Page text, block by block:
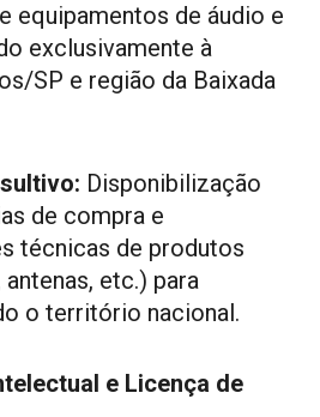
equipamentos de áudio e
exclusivamente à
SP e região da Baixada
Disponibilização
de compra e
técnicas de produtos
etc.) para
o território nacional.
e Licença de